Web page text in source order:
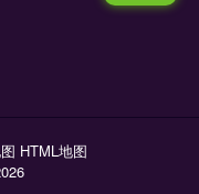
HTML地图